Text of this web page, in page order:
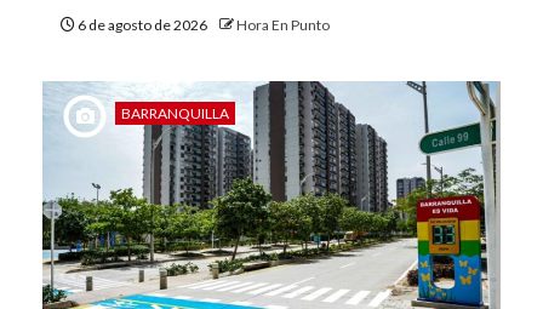
6 de agosto de 2026 Hora En Punto
BARRANQUILLA